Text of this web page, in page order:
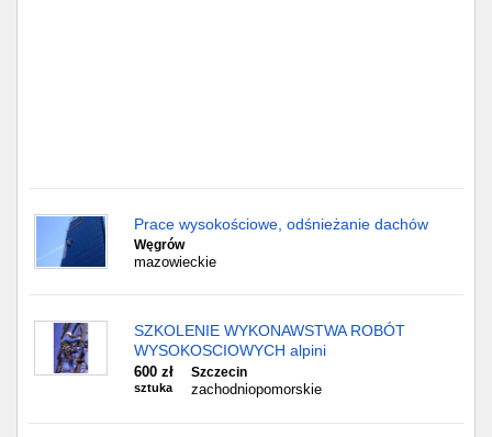
Prace wysokościowe, odśnieżanie dachów
Węgrów
mazowieckie
SZKOLENIE WYKONAWSTWA ROBÓT
WYSOKOSCIOWYCH alpini
600 zł
sztuka
Szczecin
zachodniopomorskie